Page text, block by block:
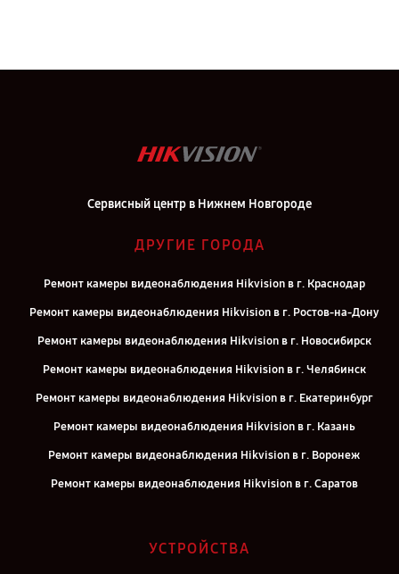
Сервисный центр в Нижнем Новгороде
ДРУГИЕ ГОРОДА
Ремонт камеры видеонаблюдения Hikvision в г. Краснодар
Ремонт камеры видеонаблюдения Hikvision в г. Ростов-на-Дону
Ремонт камеры видеонаблюдения Hikvision в г. Новосибирск
Ремонт камеры видеонаблюдения Hikvision в г. Челябинск
Ремонт камеры видеонаблюдения Hikvision в г. Екатеринбург
Ремонт камеры видеонаблюдения Hikvision в г. Казань
Ремонт камеры видеонаблюдения Hikvision в г. Воронеж
Ремонт камеры видеонаблюдения Hikvision в г. Саратов
Ремонт камеры видеонаблюдения Hikvision в г. Киров
УСТРОЙСТВА